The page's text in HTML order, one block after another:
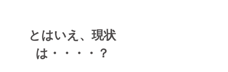
とはいえ、現状
は・・・・？